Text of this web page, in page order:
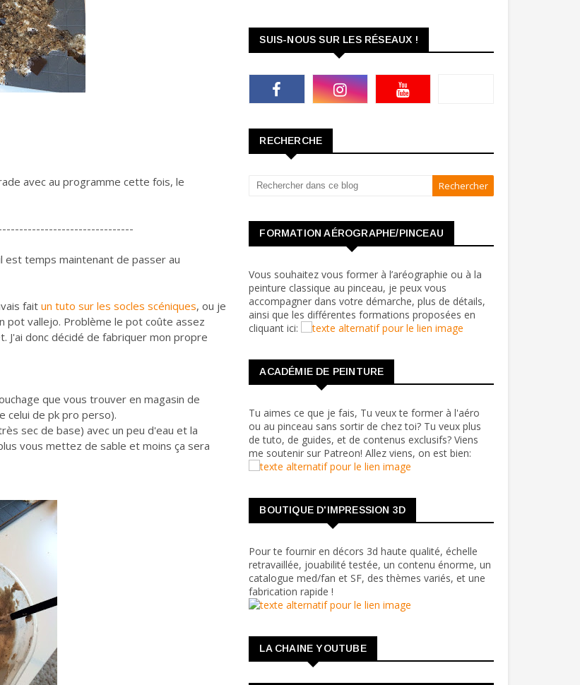
avec au programme cette fois, le
est temps maintenant de passer au
faitun tuto sur les socles scéniques, ou je
pot vallejo. Problème le pot coûte assez
J'ai donc décidé de fabriquer mon propre
que vous trouver en magasin de
celui de pk pro perso).
sec de base) avec un peu d'eau et la
vous mettez de sable et moins ça sera
SUIS-NOUS SUR LES RÉSEAUX !
RECHERCHE
FORMATION AÉROGRAPHE/PINCEAU
Vous souhaitez vous former à l’aréographie ou à la
peinture classique au pinceau, je peux vous
accompagner dans votre démarche, plus de détails,
ainsi que les différentes formations proposées en
cliquant ici:
ACADÉMIE DE PEINTURE
Tu aimes ce que je fais, Tu veux te former à l'aéro
ou au pinceau sans sortir de chez toi? Tu veux plus
de tuto, de guides, et de contenus exclusifs? Viens
me soutenir sur Patreon! Allez viens, on est bien:
BOUTIQUE D'IMPRESSION 3D
Pour te fournir en décors 3d haute qualité, échelle
retravaillée, jouabilité testée, un contenu énorme, un
catalogue med/fan et SF, des thèmes variés, et une
fabrication rapide !
LA CHAINE YOUTUBE